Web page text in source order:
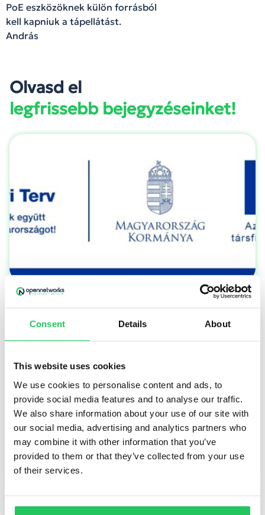
Consent Details About
This website uses cookies
We use cookies to personalise content and ads, to
provide social media features and to analyse our traffic.
We also share information about your use of our site with
our social media, advertising and analytics partners who
may combine it with other information that you’ve
provided to them or that they’ve collected from your use
of their services.
PoE eszközöknek külön forrásból
kell kapniuk a tápellátást.
András
Olvasd el
legfrissebb bejegyzéseinket!
Az Opennetworks Kft. folyamatosan beszámol
GINOP Plusz 2.1.3-24 pályázat keretében kapott
támogatásának felhasználásáról. bejegyzés a
marketing fejlesztési részprojektről.
TOVÁBB OLVASOM